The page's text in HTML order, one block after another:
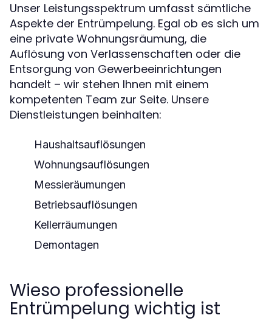
Unser Leistungsspektrum umfasst sämtliche
Aspekte der Entrümpelung. Egal ob es sich um
eine private Wohnungsräumung, die
Auflösung von Verlassenschaften oder die
Entsorgung von Gewerbeeinrichtungen
handelt – wir stehen Ihnen mit einem
kompetenten Team zur Seite. Unsere
Dienstleistungen beinhalten:
Haushaltsauflösungen
Wohnungsauflösungen
Messieräumungen
Betriebsauflösungen
Kellerräumungen
Demontagen
Wieso professionelle
Entrümpelung wichtig ist